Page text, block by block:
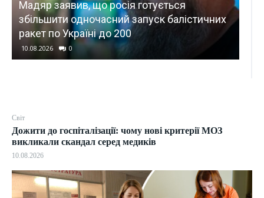
УКРАЇНА
Трамп намагався завершити конфлікт з
Іраном, але отримав нові вимоги
10.08.2026
Світ
Дожити до госпіталізації: чому нові критерії МОЗ
викликали скандал серед медиків
10.08.2026